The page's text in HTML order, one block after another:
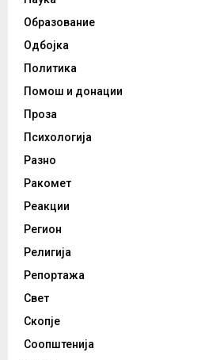
Образование
Одбојка
Политика
Помош и донации
Проза
Психологија
Разно
Ракомет
Реакции
Регион
Религија
Репортажа
Свет
Скопје
Соопштенија